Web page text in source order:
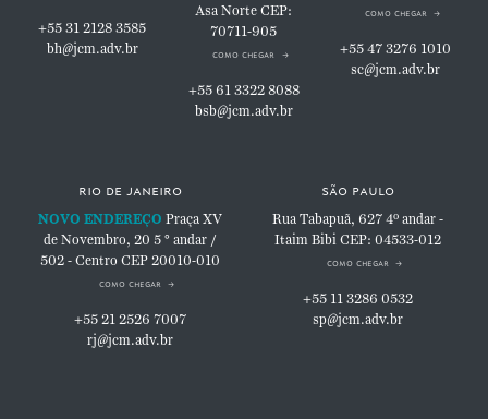
+55 31 2128 3585
bh@jcm.adv.br
Asa NorteCEP:
70711-905
como chegar
+55 61 3322 8088
bsb@jcm.adv.br
como chegar
+55 47 3276 1010
sc@jcm.adv.br
rio de janeiro
NOVO ENDEREÇO Praça XV
de Novembro, 20 5 ° andar /
502 - Centro CEP 20010-010
como chegar
+55 21 2526 7007
rj@jcm.adv.br
são paulo
Rua Tabapuã, 6274º andar -
Itaim BibiCEP: 04533-012
como chegar
+55 11 3286 0532
sp@jcm.adv.br